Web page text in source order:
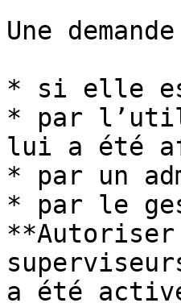
Une
* si elle
* par
lui a été
* par un
* par le
a été